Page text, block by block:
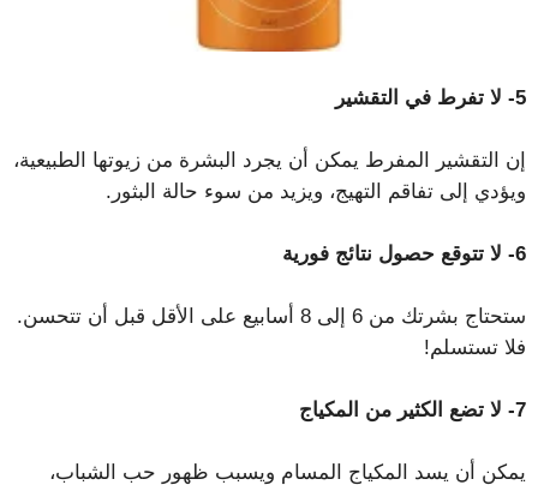
5- لا تفرط في التقشير
إن التقشير المفرط يمكن أن يجرد البشرة من زيوتها الطبيعية،
ويؤدي إلى تفاقم التهيج، ويزيد من سوء حالة البثور.
6- لا تتوقع حصول نتائج فورية
ستحتاج بشرتك من 6 إلى 8 أسابيع على الأقل قبل أن تتحسن.
فلا تستسلم!
7- لا تضع الكثير من المكياج
يمكن أن يسد المكياج المسام ويسبب ظهور حب الشباب،